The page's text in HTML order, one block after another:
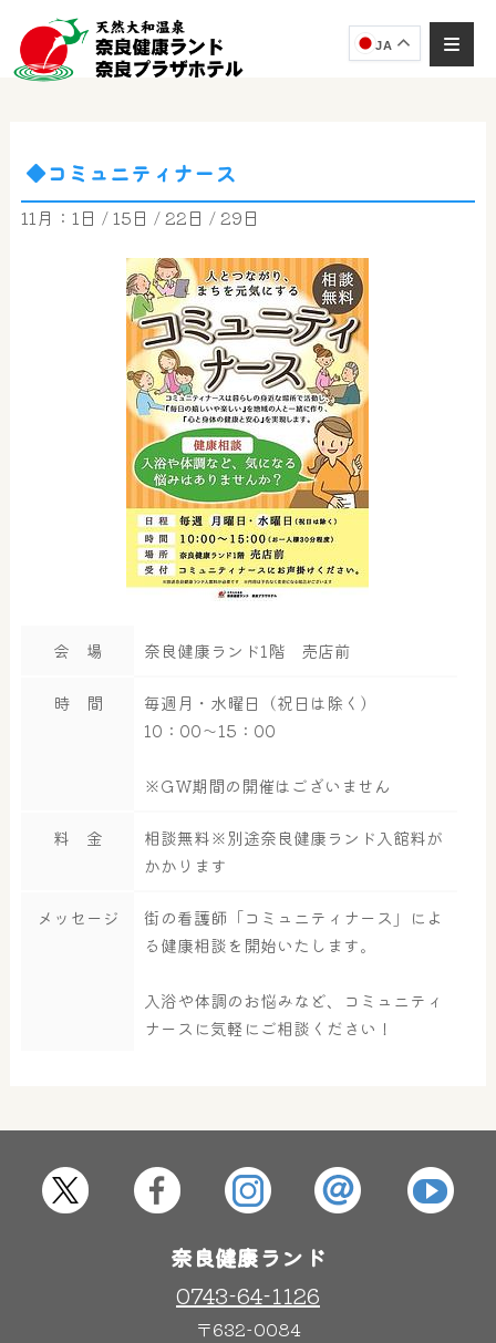
JA
奈良わんぱくランド
はしゃきっズ
ボディケア
◆コミュニティナース
11月：1日 / 15日 / 22日 / 29日
会 場 奈良健康ランド1階 売店前
時 間
毎週月・水曜日（祝日は除く）
10：00～15：00
※GW期間の開催はございません
料 金
相談無料※別途奈良健康ランド入館料が
かかります
メッセージ
街の看護師「コミュニティナース」によ
る健康相談を開始いたします。
入浴や体調のお悩みなど、コミュニティ
ナースに気軽にご相談ください！
奈良健康ランド
0743-64-1126
〒632-0084
AIコンシェルジュ
オンライン
奈良健康ランド AIコンシェルジュです。
ご質問をお伺いします。